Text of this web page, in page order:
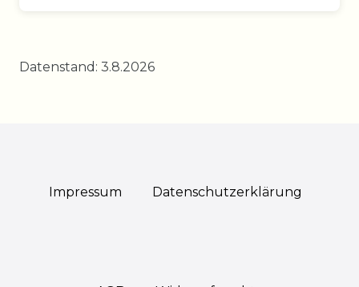
Datenstand: 3.8.2026
Impressum Daten­schutz­erklärung